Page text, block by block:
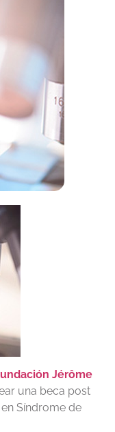
Jérôme
una beca post
Síndrome de